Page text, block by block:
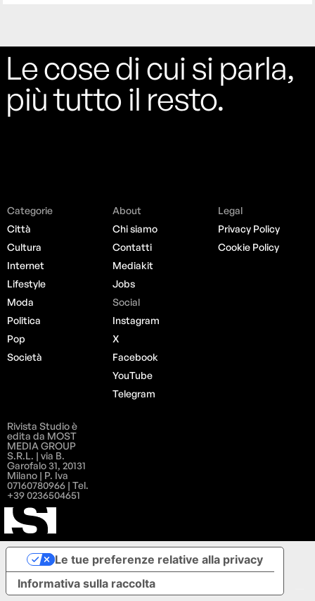
Le cose di cui si parla,
più tutto il resto.
Categorie
Città
Cultura
Internet
Lifestyle
Moda
Politica
Pop
Società
About
Chi siamo
Contatti
Mediakit
Jobs
Social
Instagram
X
Facebook
YouTube
Telegram
Legal
Privacy Policy
Cookie Policy
Rivista Studio è
edita da MOST
MEDIA GROUP
S.R.L. | via B.
Garofalo 31, 20131
Milano | P. Iva
07160780966 | Tel.
+39 0236504651
Informativa sulla raccolta
Le tue preferenze relative alla privacy